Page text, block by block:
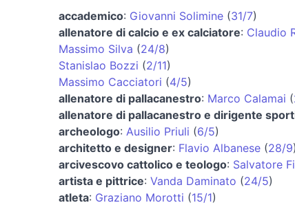
accademico: Giovanni Solimine(31/7)
allenatore di calcio e ex calciatore: Claudio
Massimo Silva (24/8)
Stanislao Bozzi (2/11)
Massimo Cacciatori (4/5)
allenatore di pallacanestro: Marco Calamai (
allenatore di pallacanestro e dirigente
archeologo: Ausilio Priuli (6/5)
architetto e designer: Flavio Albanese(28/9)
arcivescovo cattolico e teologo: Salvatore
artista e pittrice: Vanda Daminato (24/5)
atleta: Graziano Morotti (15/1)